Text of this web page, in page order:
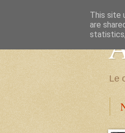
Le
This site
are